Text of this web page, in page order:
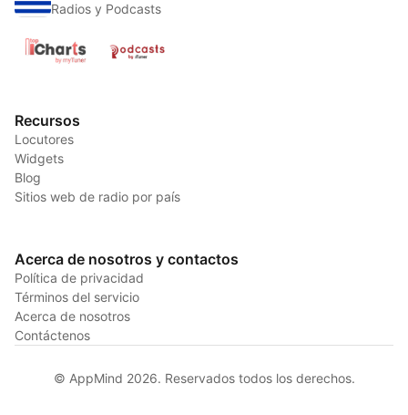
Radios y Podcasts
Recursos
Locutores
Widgets
Blog
Sitios web de radio por país
Acerca de nosotros y contactos
Política de privacidad
Términos del servicio
Acerca de nosotros
Contáctenos
© AppMind 2026. Reservados todos los derechos.